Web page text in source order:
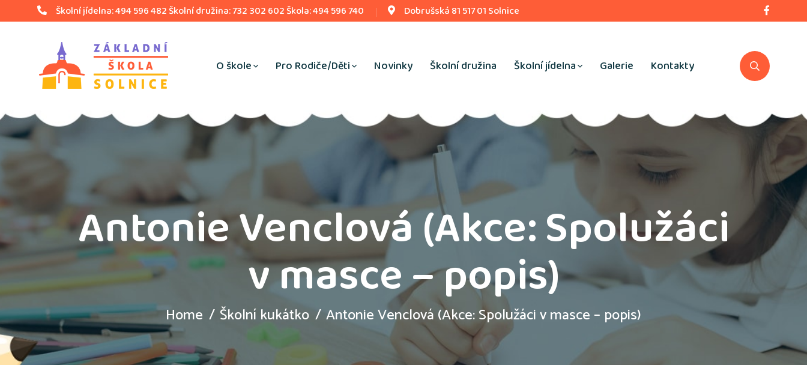
Školní jídelna: 494 596 482 Školní družina: 732 302 602 Škola: 494 596 740 Dobrušská 81 517 01 Solnice
O škole Pro Rodiče/Děti Novinky Školní družina Školní jídelna Galerie Kontakty
Antonie Venclová (Akce: Spolužáci
v masce – popis)
Home Školní kukátko Antonie Venclová (Akce: Spolužáci v masce – popis)